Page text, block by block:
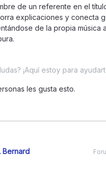
de un referente en el
explicaciones y conecta
de la propia música
¡Aquí estoy para
les gusta esto.
Bernard